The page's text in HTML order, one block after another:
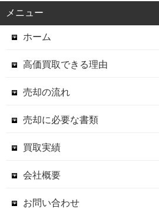
メニュー
ホーム
高価買取できる理由
売却の流れ
売却に必要な書類
買取実績
会社概要
お問い合わせ